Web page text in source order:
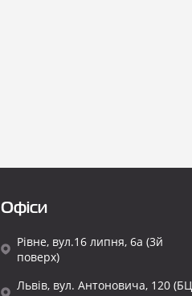
Офіси
Рівне, вул.16 липня, 6а (3й
поверх)
Львів, вул. Антоновича, 120 (БЦ